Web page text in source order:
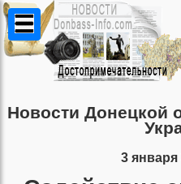
Новости Донецкой
3 января